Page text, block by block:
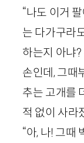
“나도 이거
는 다가구라
하는지 아냐
손인데, 그때
추는 고개를
적 없이 사라
“아, 나! 그때